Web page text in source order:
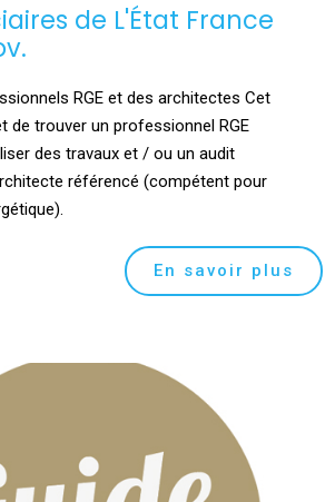
de L'État France
RGE et des architectes Cet
de trouver un professionnel RGE
des travaux et / ou un audit
référencé (compétent pour
En savoir plus